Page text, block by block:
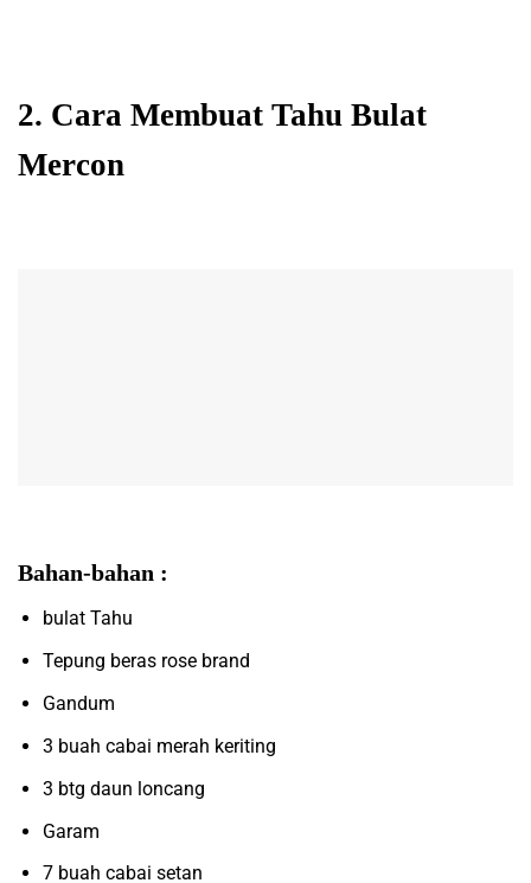
2. Cara Membuat Tahu Bulat
Mercon
Bahan-bahan :
bulat Tahu
Tepung beras rose brand
Gandum
3 buah cabai merah keriting
3 btg daun loncang
Garam
7 buah cabai setan